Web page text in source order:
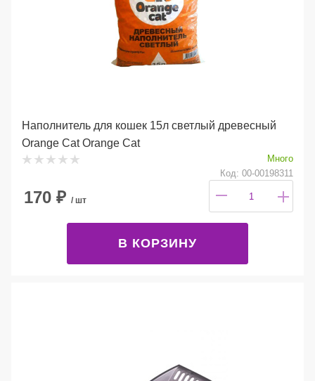
Наполнитель для кошек 15л светлый древесный
Orange Cat Orange Cat
Много
Код: 00-00198311
170 ₽ / шт
В КОРЗИНУ